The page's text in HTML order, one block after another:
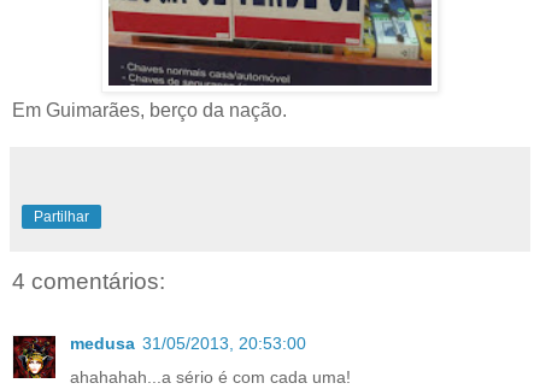
Em Guimarães, berço da nação.
Partilhar
4 comentários:
medusa 31/05/2013, 20:53:00
ahahahah...a sério é com cada uma!